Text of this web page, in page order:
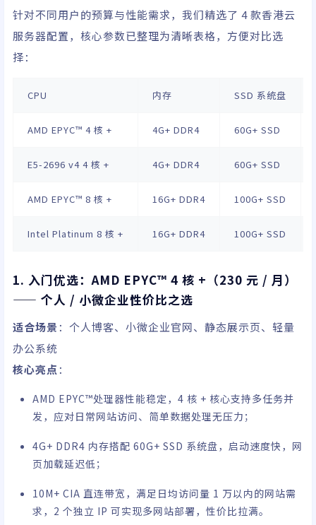
针对不同用户的预算与性能需求，我们精选了 4 款香港云
服务器配置，核心参数已整理为清晰表格，方便对比选
择：
CPU 内存 SSD 系统盘
AMD EPYC™ 4 核 + 4G+ DDR4 60G+ SSD
E5-2696 v4 4 核 + 4G+ DDR4 60G+ SSD
AMD EPYC™ 8 核 + 16G+ DDR4 100G+ SSD
Intel Platinum 8 核 + 16G+ DDR4 100G+ SSD
1. 入门优选：AMD EPYC™ 4 核 +（230 元 / 月）
—— 个人 / 小微企业性价比之选
适合场景 ：个人博客、小微企业官网、静态展示页、轻量
办公系统
核心亮点 ：
AMD EPYC™处理器性能稳定，4 核 + 核心支持多任务并
发，应对日常网站访问、简单数据处理无压力；
4G+ DDR4 内存搭配 60G+ SSD 系统盘，启动速度快，网
页加载延迟低；
10M+ CIA 直连带宽，满足日均访问量 1 万以内的网站需
求，2 个独立 IP 可实现多网站部署，性价比拉满。